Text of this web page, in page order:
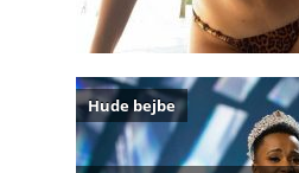
Hude bejbe